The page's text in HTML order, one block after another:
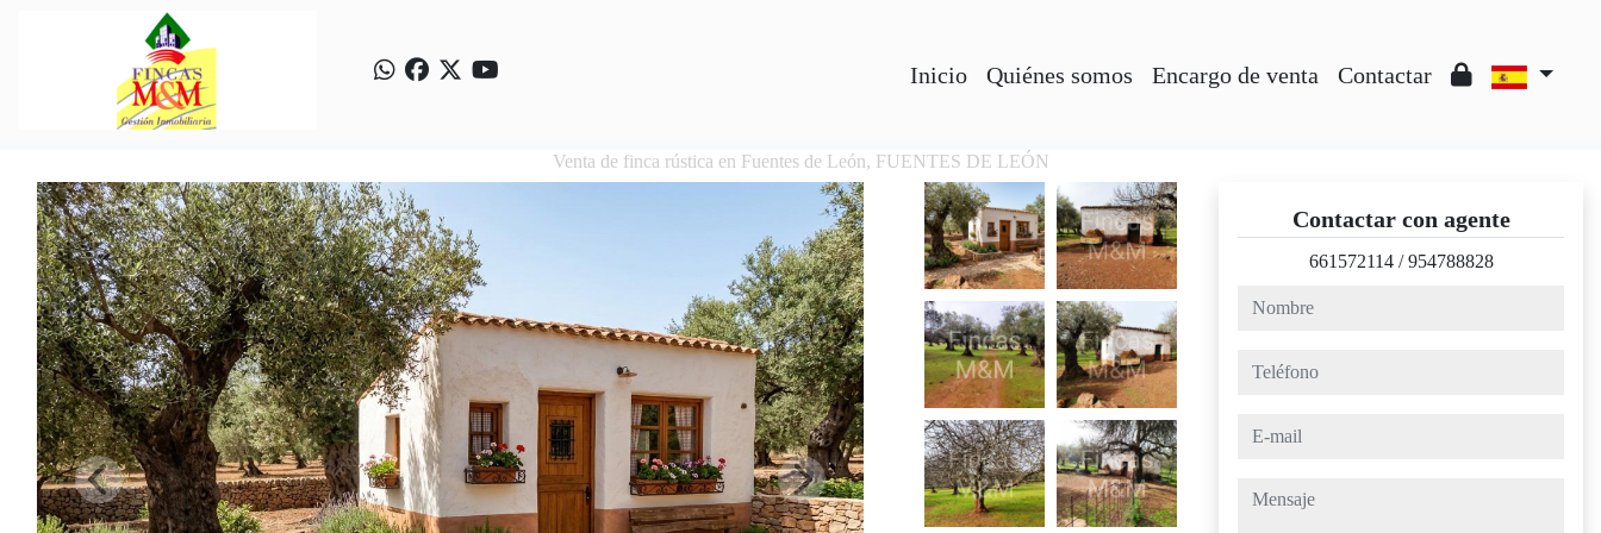
Inicio Quiénes somos Encargo de venta Contactar
Venta de finca rústica en Fuentes de León, FUENTES DE LEÓN
Contactar con agente
661572114 /954788828
nombre
teléfono
e-mail
mensaje